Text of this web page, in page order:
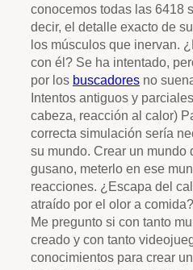
conocemos todas las 6418
decir, el detalle exacto de
los músculos que inervan.
con él? Se ha intentado,
por los buscadores no
Intentos antiguos y
cabeza, reacción al calor)
correcta simulación sería
su mundo. Crear un mundo
gusano, meterlo en ese
reacciones. ¿Escapa del
atraído por el olor a comida?
Me pregunto si con tanto
creado y con tanto
conocimientos para crear